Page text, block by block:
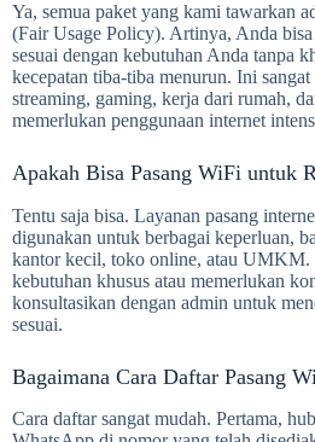
Ya, semua paket yang kami tawarkan
(Fair Usage Policy). Artinya, Anda
sesuai dengan kebutuhan Anda tanpa
kecepatan tiba-tiba menurun. Ini
streaming, gaming, kerja dari rumah,
memerlukan penggunaan internet
Apakah Bisa Pasang WiFi untuk
Tentu saja bisa. Layanan pasang
digunakan untuk berbagai keperluan,
kantor kecil, toko online, atau UMKM.
kebutuhan khusus atau memerlukan
konsultasikan dengan admin untuk
sesuai.
Bagaimana Cara Daftar Pasang
Cara daftar sangat mudah. Pertama,